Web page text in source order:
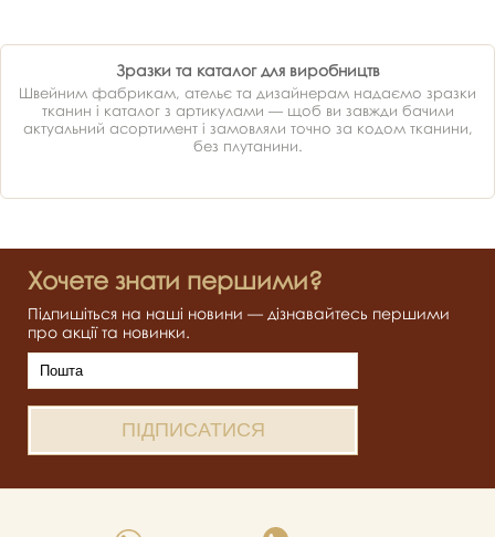
Зразки та каталог для виробництв
Швейним фабрикам, ательє та дизайнерам надаємо зразки
тканин і каталог з артикулами — щоб ви завжди бачили
актуальний асортимент і замовляли точно за кодом тканини,
без плутанини.
Хочете знати першими?
Підпишіться на наші новини — дізнавайтесь першими
про акції та новинки.